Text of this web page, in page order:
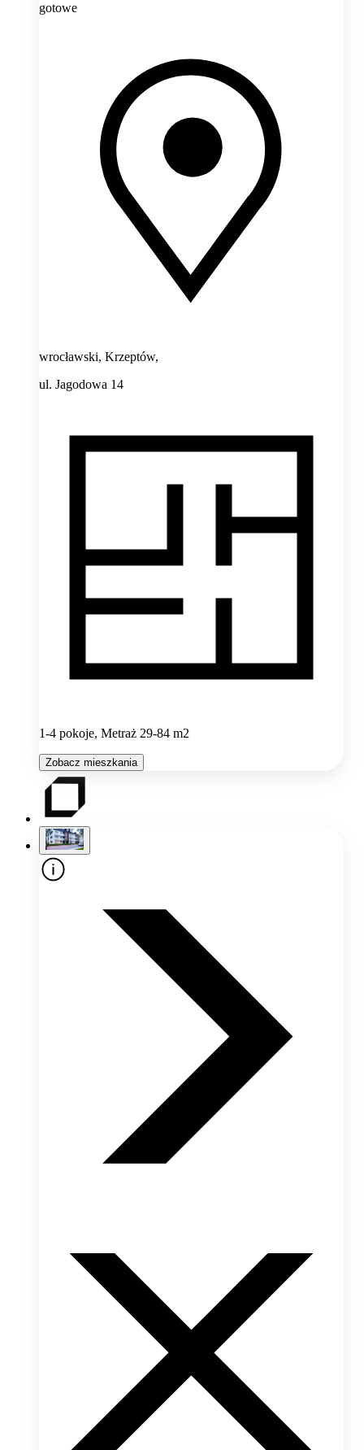
gotowe
wrocławski, Krzeptów,
ul. Jagodowa 14
1-4 pokoje, Metraż 29-84 m2
Zobacz mieszkania